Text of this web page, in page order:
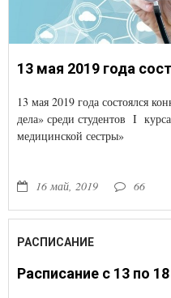
13 мая 2019 года состоялся
дела» среди студентов I
медицинской сестры»
16 май, 2019 66
РАСПИСАНИЕ
Расписание с 13 по